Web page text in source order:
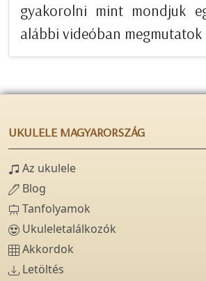
gyakorolni mint mondjuk
alábbi videóban megmutatok
UKULELE MAGYARORSZÁG
Az ukulele
Blog
Tanfolyamok
Ukuleletalálkozók
Akkordok
Letöltés